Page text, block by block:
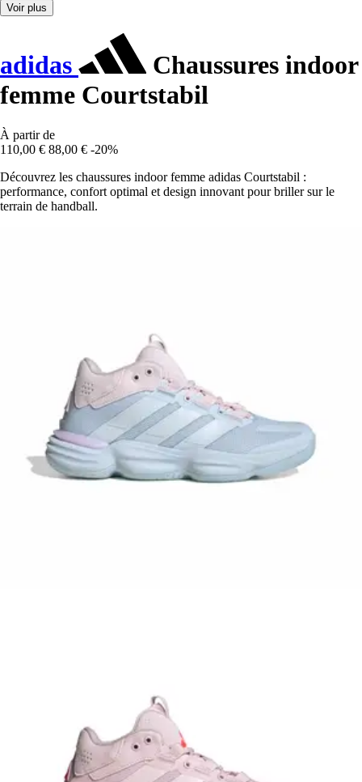
Voir plus
adidas
Chaussures indoor
femme Courtstabil
À partir de
110,00 € 88,00 € -20%
Découvrez les chaussures indoor femme adidas Courtstabil :
performance, confort optimal et design innovant pour briller sur le
terrain de handball.